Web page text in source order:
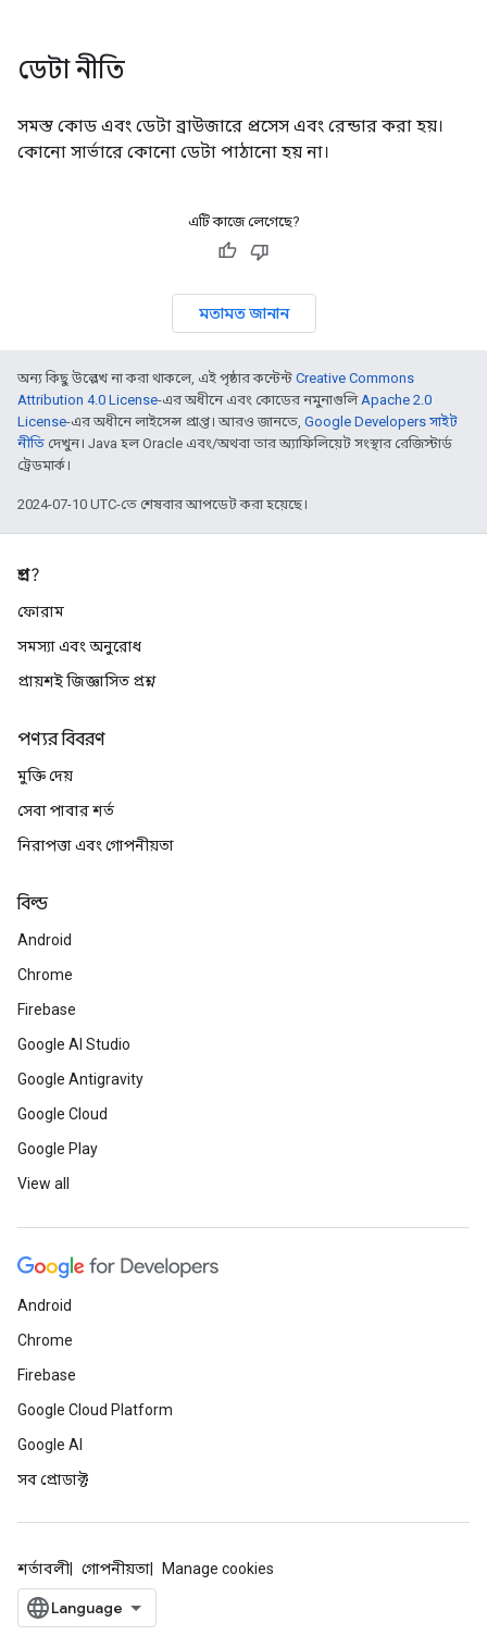
ডেটা নীতি
সমস্ত কোড এবং ডেটা ব্রাউজারে প্রসেস এবং রেন্ডার করা হয়।
কোনো সার্ভারে কোনো ডেটা পাঠানো হয় না।
এটি কাজে লেগেছে?
মতামত জানান
অন্য কিছু উল্লেখ না করা থাকলে, এই পৃষ্ঠার কন্টেন্ট Creative Commons
Attribution 4.0 License-এর অধীনে এবং কোডের নমুনাগুলিApache 2.0
License-এর অধীনে লাইসেন্স প্রাপ্ত। আরও জানতে, Google Developers সাইট
নীতি দেখুন। Java হল Oracle এবং/অথবা তার অ্যাফিলিয়েট সংস্থার রেজিস্টার্ড
ট্রেডমার্ক।
2024-07-10 UTC-তে শেষবার আপডেট করা হয়েছে।
প্রশ্ন?
ফোরাম
সমস্যা এবং অনুরোধ
প্রায়শই জিজ্ঞাসিত প্রশ্ন
পণ্যর বিবরণ
মুক্তি দেয়
সেবা পাবার শর্ত
নিরাপত্তা এবং গোপনীয়তা
বিল্ড
Android
Chrome
Firebase
Google AI Studio
Google Antigravity
Google Cloud
Google Play
View all
Android
Chrome
Firebase
Google Cloud Platform
Google AI
সব প্রোডাক্ট
শর্তাবলী গোপনীয়তা Manage cookies